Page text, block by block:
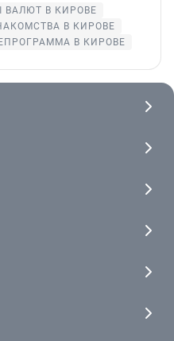
ВАЛЮТ В КИРОВЕ
В КИРОВЕ
В КИРОВЕ